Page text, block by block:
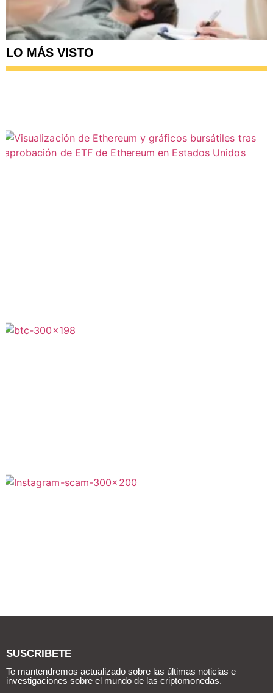
LO MÁS VISTO
SUSCRIBETE
Te mantendremos actualizado sobre las últimas noticias e
investigaciones sobre el mundo de las criptomonedas.